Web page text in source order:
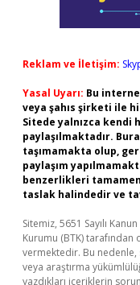
Reklam ve İletişim:
Yasal Uyarı: Bu
veya şahıs şirketi ile
Sitede yalnızca kendi
paylaşılmaktadır.
taşımamakta olup,
paylaşım
benzerlikleri
taslak halindedir ve
Sitemiz, 5651 Sayılı
Kurumu (BTK) tarafından
vermektedir. Bu
veya araştırma
yazdıkları içeriklerin